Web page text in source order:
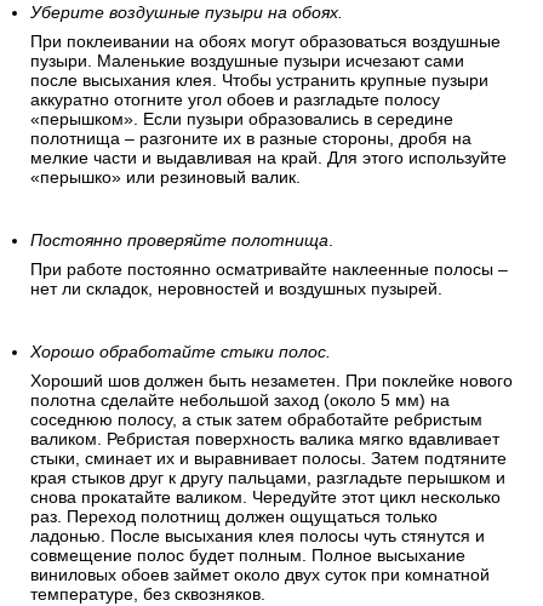
Уберите воздушные пузыри на обоях.
При поклеивании на обоях могут образоваться воздушные
пузыри. Маленькие воздушные пузыри исчезают сами
после высыхания клея. Чтобы устранить крупные пузыри
аккуратно отогните угол обоев и разгладьте полосу
«перышком». Если пузыри образовались в середине
полотнища – разгоните их в разные стороны, дробя на
мелкие части и выдавливая на край. Для этого используйте
«перышко» или резиновый валик.
Постоянно проверяйте полотнища.
При работе постоянно осматривайте наклеенные полосы –
нет ли складок, неровностей и воздушных пузырей.
Хорошо обработайте стыки полос.
Хороший шов должен быть незаметен. При поклейке нового
полотна сделайте небольшой заход (около 5 мм) на
соседнюю полосу, а стык затем обработайте ребристым
валиком. Ребристая поверхность валика мягко вдавливает
стыки, сминает их и выравнивает полосы. Затем подтяните
края стыков друг к другу пальцами, разгладьте перышком и
снова прокатайте валиком. Чередуйте этот цикл несколько
раз. Переход полотнищ должен ощущаться только
ладонью. После высыхания клея полосы чуть стянутся и
совмещение полос будет полным. Полное высыхание
виниловых обоев займет около двух суток при комнатной
температуре, без сквозняков.